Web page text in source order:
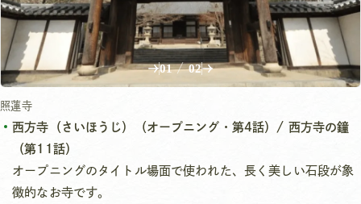
01 / 02
照蓮寺
西方寺（さいほうじ）（オープニング・第4話）/ 西方寺の鐘
（第11話）
オープニングのタイトル場面で使われた、長く美しい石段が象
徴的なお寺です。